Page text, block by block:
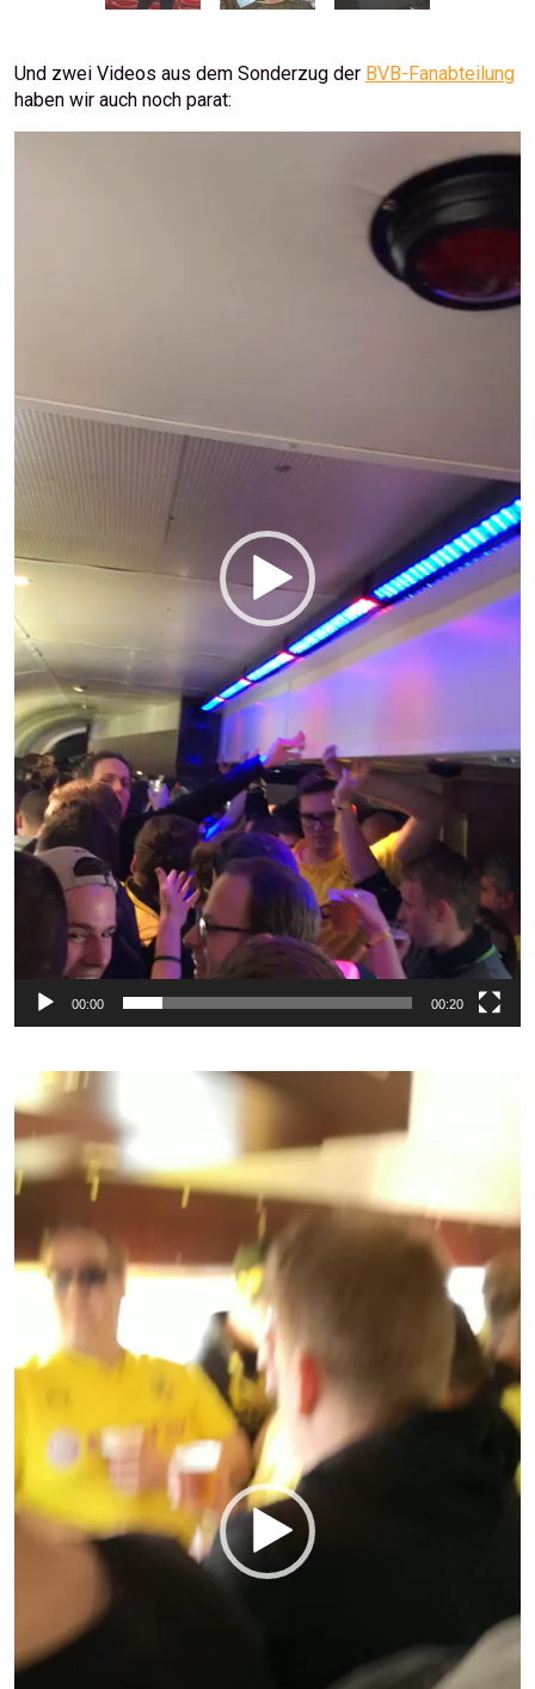
Und zwei Videos aus dem Sonderzug der BVB-Fanabteilung
haben wir auch noch parat:
00:00 00:20
Video-
Player